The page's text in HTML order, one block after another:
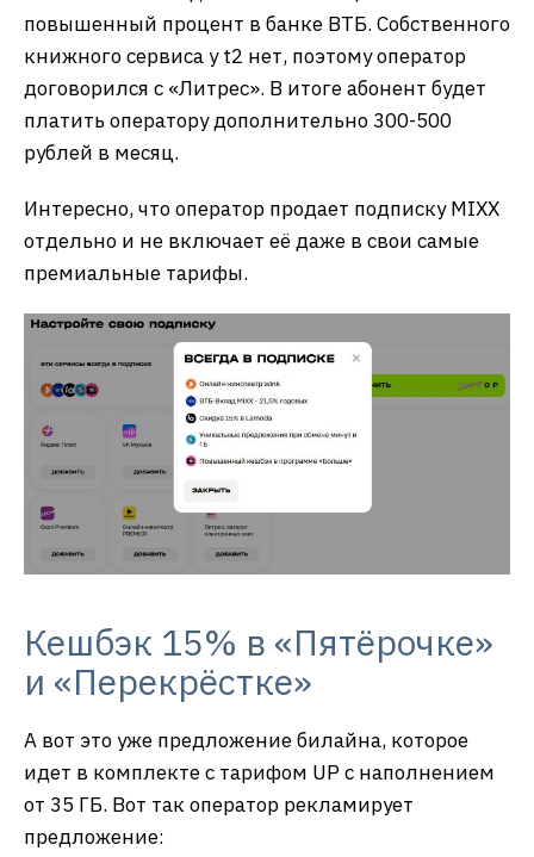
повышенный процент в банке ВТБ. Собственного
книжного сервиса у t2 нет, поэтому оператор
договорился с «Литрес». В итоге абонент будет
платить оператору дополнительно 300-500
рублей в месяц.
Интересно, что оператор продает подписку MIXX
отдельно и не включает её даже в свои самые
премиальные тарифы.
Кешбэк 15% в «Пятёрочке»
и «Перекрёстке»
А вот это уже предложение билайна, которое
идет в комплекте с тарифом UP с наполнением
от 35 ГБ. Вот так оператор рекламирует
предложение: